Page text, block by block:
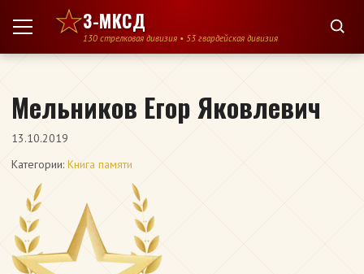
Перейти к содержимому
3-МКСД
130 стрелковая дивизия • 53 гвардейская дивизия
Мельников Егор Яковлевич
13.10.2019
Категории: Книга памяти